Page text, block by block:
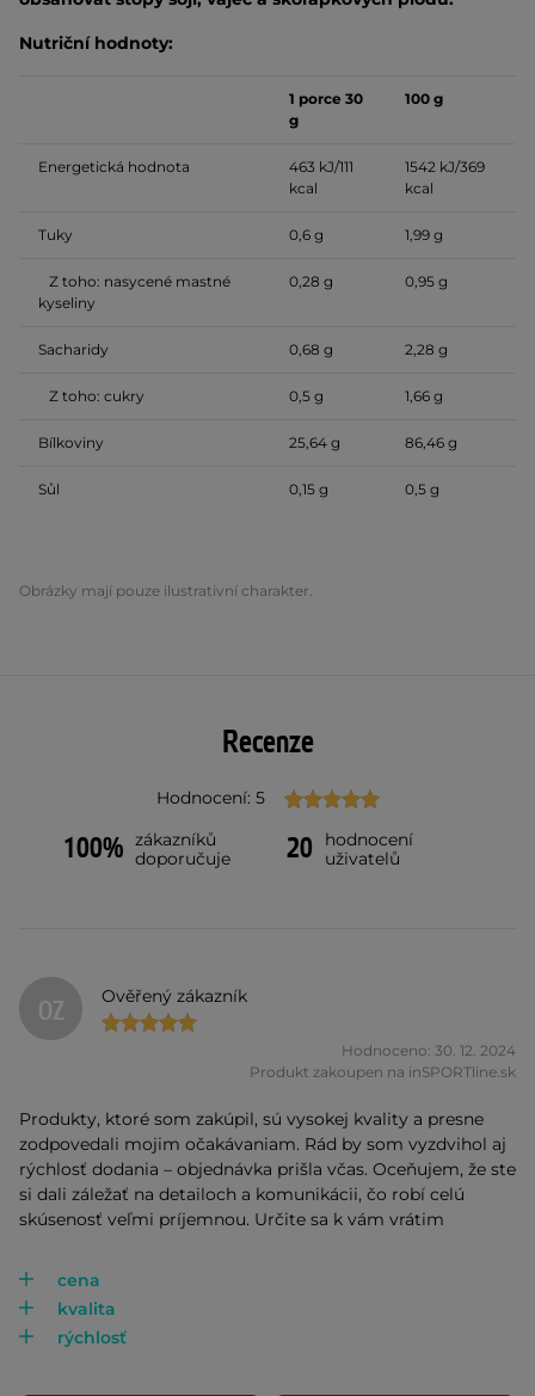
Nutriční hodnoty:
1 porce 30
g
100 g
Energetická hodnota
463 kJ/111
kcal
1542 kJ/369
kcal
Tuky 0,6 g 1,99 g
Z toho: nasycené mastné
kyseliny
0,28 g 0,95 g
Sacharidy 0,68 g 2,28 g
Z toho: cukry 0,5 g 1,66 g
Bílkoviny 25,64 g 86,46 g
Sůl 0,15 g 0,5 g
Obrázky mají pouze ilustrativní charakter.
Recenze
Hodnocení: 5
100% zákazníků
doporučuje
20
hodnocení
uživatelů
OZ Ověřený zákazník
Hodnoceno: 30. 12. 2024
Produkt zakoupen na inSPORTline.sk
Produkty, ktoré som zakúpil, sú vysokej kvality a presne
zodpovedali mojim očakávaniam. Rád by som vyzdvihol aj
rýchlosť dodania – objednávka prišla včas. Oceňujem, že ste
si dali záležať na detailoch a komunikácii, čo robí celú
skúsenosť veľmi príjemnou. Určite sa k vám vrátim
cena
kvalita
rýchlosť